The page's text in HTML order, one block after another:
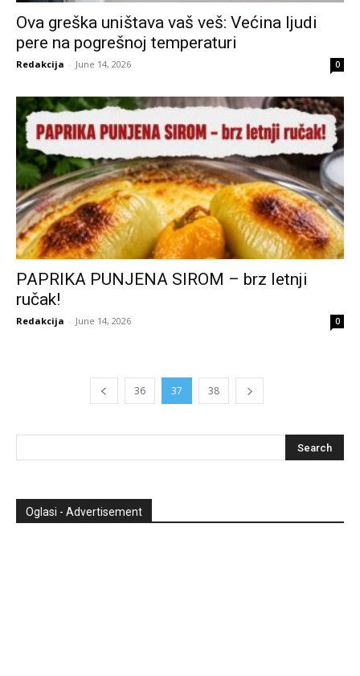
Ova greška uništava vaš veš: Većina ljudi
pere na pogrešnoj temperaturi
Redakcija - June 14, 2026 0
PAPRIKA PUNJENA SIROM – brz letnji
ručak!
Redakcija - June 14, 2026 0
36 37 38
Oglasi - Advertisement